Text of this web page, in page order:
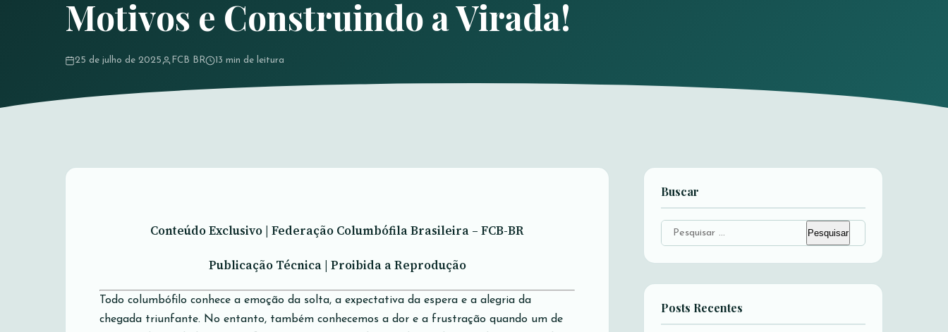
Motivos e Construindo a Virada!
25 de julho de 2025 FCB BR 13 min de leitura
Conteúdo Exclusivo | Federação Columbófila Brasileira – FCB-BR
Publicação Técnica | Proibida a Reprodução
Todo columbófilo conhece a emoção da solta, a expectativa da espera e a alegria da
chegada triunfante. No entanto, também conhecemos a dor e a frustração quando um de
Buscar
Pesquisar
por:
Posts Recentes